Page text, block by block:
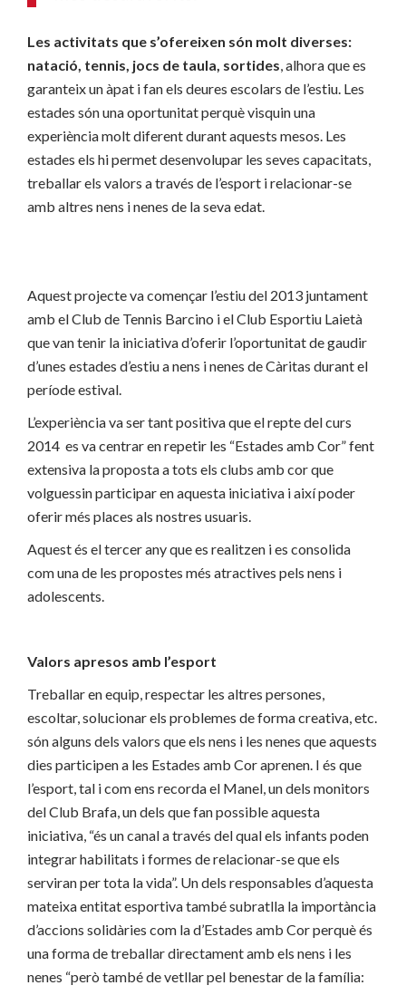
Les activitats que s’ofereixen són molt diverses:
natació, tennis, jocs de taula, sortides, alhora que es
garanteix un àpat i fan els deures escolars de l’estiu. Les
estades són una oportunitat perquè visquin una
experiència molt diferent durant aquests mesos. Les
estades els hi permet desenvolupar les seves capacitats,
treballar els valors a través de l’esport i relacionar-se
amb altres nens i nenes de la seva edat.
Aquest projecte va començar l’estiu del 2013 juntament
amb el Club de Tennis Barcino i el Club Esportiu Laietà
que van tenir la iniciativa d’oferir l’oportunitat de gaudir
d’unes estades d’estiu a nens i nenes de Càritas durant el
període estival.
L’experiència va ser tant positiva que el repte del curs
2014 es va centrar en repetir les “Estades amb Cor” fent
extensiva la proposta a tots els clubs amb cor que
volguessin participar en aquesta iniciativa i així poder
oferir més places als nostres usuaris.
Aquest és el tercer any que es realitzen i es consolida
com una de les propostes més atractives pels nens i
adolescents.
Valors apresos amb l’esport
Treballar en equip, respectar les altres persones,
escoltar, solucionar els problemes de forma creativa, etc.
són alguns dels valors que els nens i les nenes que aquests
dies participen a les Estades amb Cor aprenen. I és que
l’esport, tal i com ens recorda el Manel, un dels monitors
del Club Brafa, un dels que fan possible aquesta
iniciativa, “és un canal a través del qual els infants poden
integrar habilitats i formes de relacionar-se que els
serviran per tota la vida”. Un dels responsables d’aquesta
mateixa entitat esportiva també subratlla la importància
d’accions solidàries com la d’Estades amb Cor perquè és
una forma de treballar directament amb els nens i les
nenes “però també de vetllar pel benestar de la família: